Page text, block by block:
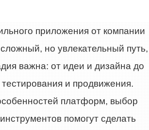
приложения от компании
но увлекательный путь,
важна: от идеи и дизайна до
тестирования и продвижения.
платформ, выбор
помогут сделать